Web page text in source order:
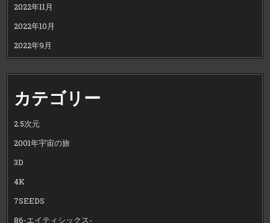
2022年11月
2022年10月
2022年9月
カテゴリー
2.5次元
2001年宇宙の旅
3D
4K
7SEEDS
86-エイティシックス-